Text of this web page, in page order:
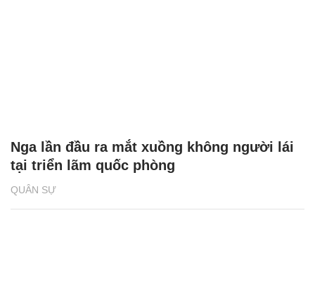
QUÂN SỰ
Nga lần đầu ra mắt xuồng không người lái
tại triển lãm quốc phòng